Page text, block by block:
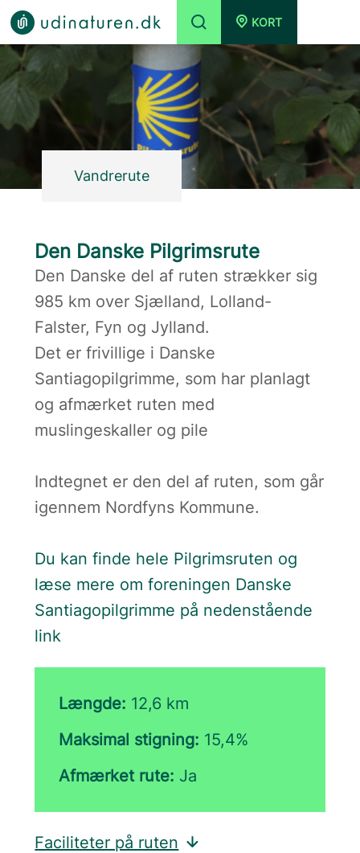
KORT
Vandrerute
Den Danske Pilgrimsrute
Den Danske del af ruten strækker sig
985 km over Sjælland, Lolland-
Falster, Fyn og Jylland.
Det er frivillige i Danske
Santiagopilgrimme, som har planlagt
og afmærket ruten med
muslingeskaller og pile
Indtegnet er den del af ruten, som går
igennem Nordfyns Kommune.
Du kan finde hele Pilgrimsruten og
læse mere om foreningen Danske
Santiagopilgrimme på nedenstående
link
Længde: 12,6 km
Maksimal stigning: 15,4%
Afmærket rute: Ja
Faciliteter på ruten